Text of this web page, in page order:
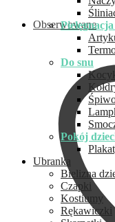
Obserwowane
Do snu
Pokój
Ubranka
Bielizna
Czapki
Kostiumy
Rękawiczki